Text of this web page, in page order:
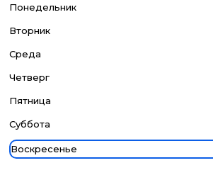
Понедельник
Вторник
Среда
Четверг
Пятница
Суббота
Воскресенье